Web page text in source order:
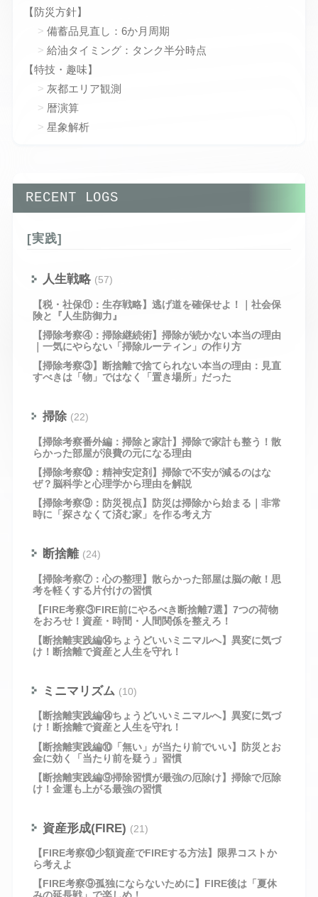
【防災方針】
備蓄品見直し：6か月周期
給油タイミング：タンク半分時点
【特技・趣味】
灰都エリア観測
暦演算
星象解析
RECENT LOGS
[実践]
人生戦略 (57)
【税・社保⑪：生存戦略】逃げ道を確保せよ！｜社会保
険と『人生防御力』
【掃除考察④：掃除継続術】掃除が続かない本当の理由
｜一気にやらない「掃除ルーティン」の作り方
【掃除考察③】断捨離で捨てられない本当の理由：見直
すべきは「物」ではなく「置き場所」だった
掃除 (22)
【掃除考察番外編：掃除と家計】掃除で家計も整う！散
らかった部屋が浪費の元になる理由
【掃除考察⑩：精神安定剤】掃除で不安が減るのはな
ぜ？脳科学と心理学から理由を解説
【掃除考察⑨：防災視点】防災は掃除から始まる｜非常
時に「探さなくて済む家」を作る考え方
断捨離 (24)
【掃除考察⑦：心の整理】散らかった部屋は脳の敵！思
考を軽くする片付けの習慣
【FIRE考察③FIRE前にやるべき断捨離7選】7つの荷物
をおろせ！資産・時間・人間関係を整えろ！
【断捨離実践編⑭ちょうどいいミニマルへ】異変に気づ
け！断捨離で資産と人生を守れ！
ミニマリズム (10)
【断捨離実践編⑭ちょうどいいミニマルへ】異変に気づ
け！断捨離で資産と人生を守れ！
【断捨離実践編⑩「無い」が当たり前でいい】防災とお
金に効く「当たり前を疑う」習慣
【断捨離実践編⑨掃除習慣が最強の厄除け】掃除で厄除
け！金運も上がる最強の習慣
資産形成(FIRE) (21)
【FIRE考察⑩少額資産でFIREする方法】限界コストか
ら考えよ
【FIRE考察⑨孤独にならないために】FIRE後は「夏休